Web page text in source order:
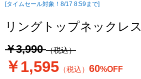
[タイムセール対象！8/17 8:59まで]
リングトップネックレス
￥3,990（税込）
￥1,595 （税込） 60%OFF